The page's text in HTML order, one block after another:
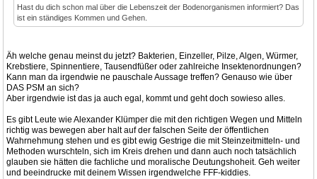
Hast du dich schon mal über die Lebenszeit der Bodenorganismen informiert? Das
ist ein ständiges Kommen und Gehen.
Äh welche genau meinst du jetzt? Bakterien, Einzeller, Pilze, Algen, Würmer,
Krebstiere, Spinnentiere, Tausendfüßer oder zahlreiche Insektenordnungen?
Kann man da irgendwie ne pauschale Aussage treffen? Genauso wie über
DAS PSM an sich?
Aber irgendwie ist das ja auch egal, kommt und geht doch sowieso alles.
Es gibt Leute wie Alexander Klümper die mit den richtigen Wegen und Mitteln
richtig was bewegen aber halt auf der falschen Seite der öffentlichen
Wahrnehmung stehen und es gibt ewig Gestrige die mit Steinzeitmitteln- und
Methoden wurschteln, sich im Kreis drehen und dann auch noch tatsächlich
glauben sie hätten die fachliche und moralische Deutungshoheit. Geh weiter
und beeindrucke mit deinem Wissen irgendwelche FFF-kiddies.